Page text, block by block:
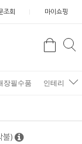
조회 마이쇼핑
검
장필수품 인테리어소
불)